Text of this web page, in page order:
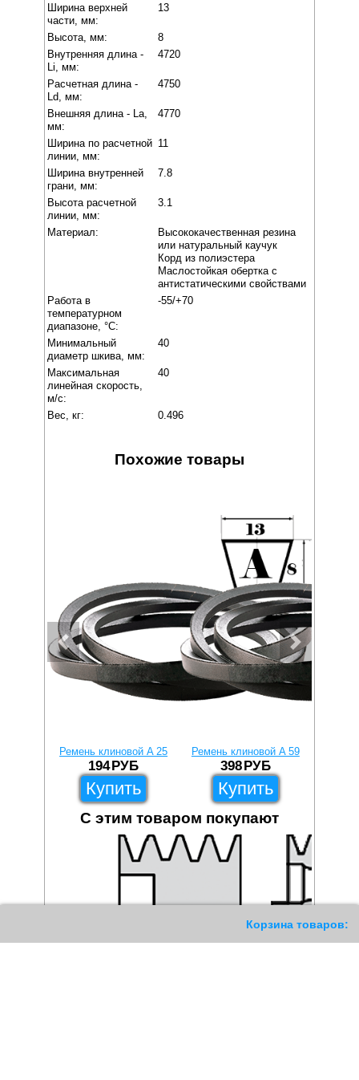
Корзина товаров:
Ширина верхней
части, мм:
13
Высота, мм:
8
Внутренняя длина -
Li, мм:
4720
Расчетная длина -
Ld, мм:
4750
Внешняя длина - La,
мм:
4770
Ширина по расчетной
линии, мм:
11
Ширина внутренней
грани, мм:
7.8
Высота расчетной
линии, мм:
3.1
Материал:
Высококачественная резина
или натуральный каучук
Корд из полиэстера
Маслостойкая обертка с
антистатическими свойствами
Работа в
температурном
диапазоне, °C:
-55/+70
Минимальный
диаметр шкива, мм:
40
Максимальная
линейная скорость,
м/с:
40
Вес, кг: 0.496
Похожие товары
Ремень клиновой A 25
194 РУБ
Купить
Ремень клиновой A 59
398 РУБ
Купить
С этим товаром покупают
187